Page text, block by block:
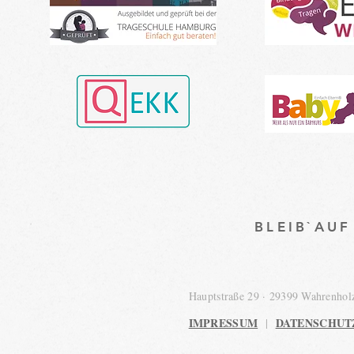
Hauptstraße 29 · 29399
IMPRESSUM |